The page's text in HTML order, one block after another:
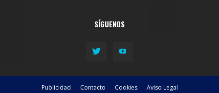
SÍGUENOS
Publicidad Contacto Cookies Aviso Legal